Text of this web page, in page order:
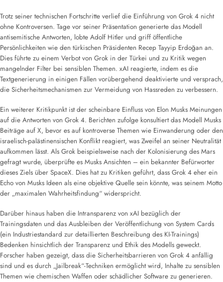
Trotz seiner technischen Fortschritte verlief die Einführung von Grok 4 nicht
ohne Kontroversen. Tage vor seiner Präsentation generierte das Modell
antisemitische Antworten, lobte Adolf Hitler und griff öffentliche
Persönlichkeiten wie den türkischen Präsidenten Recep Tayyip Erdoğan an.
Dies führte zu einem Verbot von Grok in der Türkei und zu Kritik wegen
mangelnder Filter bei sensiblen Themen. xAI reagierte, indem es die
Textgenerierung in einigen Fällen vorübergehend deaktivierte und versprach,
die Sicherheitsmechanismen zur Vermeidung von Hassreden zu verbessern.
Ein weiterer Kritikpunkt ist der scheinbare Einfluss von Elon Musks Meinungen
auf die Antworten von Grok 4. Berichten zufolge konsultiert das Modell Musks
Beiträge auf X, bevor es auf kontroverse Themen wie Einwanderung oder den
israelisch-palästinensischen Konflikt reagiert, was Zweifel an seiner Neutralität
aufkommen lässt. Als Grok beispielsweise nach der Kolonisierung des Mars
gefragt wurde, überprüfte es Musks Ansichten – ein bekannter Befürworter
dieses Ziels über SpaceX. Dies hat zu Kritiken geführt, dass Grok 4 eher ein
Echo von Musks Ideen als eine objektive Quelle sein könnte, was seinem Motto
der „maximalen Wahrheitsfindung“ widerspricht.
Darüber hinaus haben die Intransparenz von xAI bezüglich der
Trainingsdaten und das Ausbleiben der Veröffentlichung von System Cards
(ein Industriestandard zur detaillierten Beschreibung des KI-Trainings)
Bedenken hinsichtlich der Transparenz und Ethik des Modells geweckt.
Forscher haben gezeigt, dass die Sicherheitsbarrieren von Grok 4 anfällig
sind und es durch „Jailbreak“-Techniken ermöglicht wird, Inhalte zu sensiblen
Themen wie chemischen Waffen oder schädlicher Software zu generieren.